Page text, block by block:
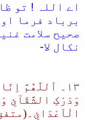
اے اللہ ! تو
برباد فرما
صحیح سلامت
نکال لا-
۱۳۔
اَللّھُمَّ
وَدَرْکِ الشَّقَآئِ